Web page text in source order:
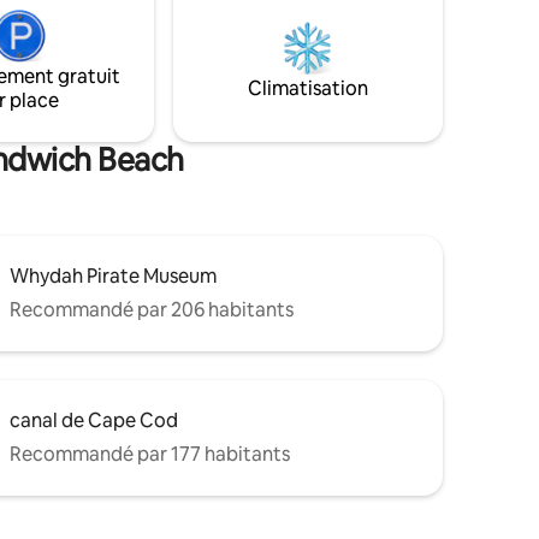
sur
Cod !
!
d'hébergement avec air central. 2 salles
de bains complètes, cuisine, salle à
manger et grande pièce. À quelques
minutes des plages de la ville, de la piste
Stationnement pour environ 4 voitures.
gratuit
place
Climatisation
Beach
Whydah Pirate Museum
Recommandé par 206 habitants
canal de Cape Cod
Recommandé par 177 habitants